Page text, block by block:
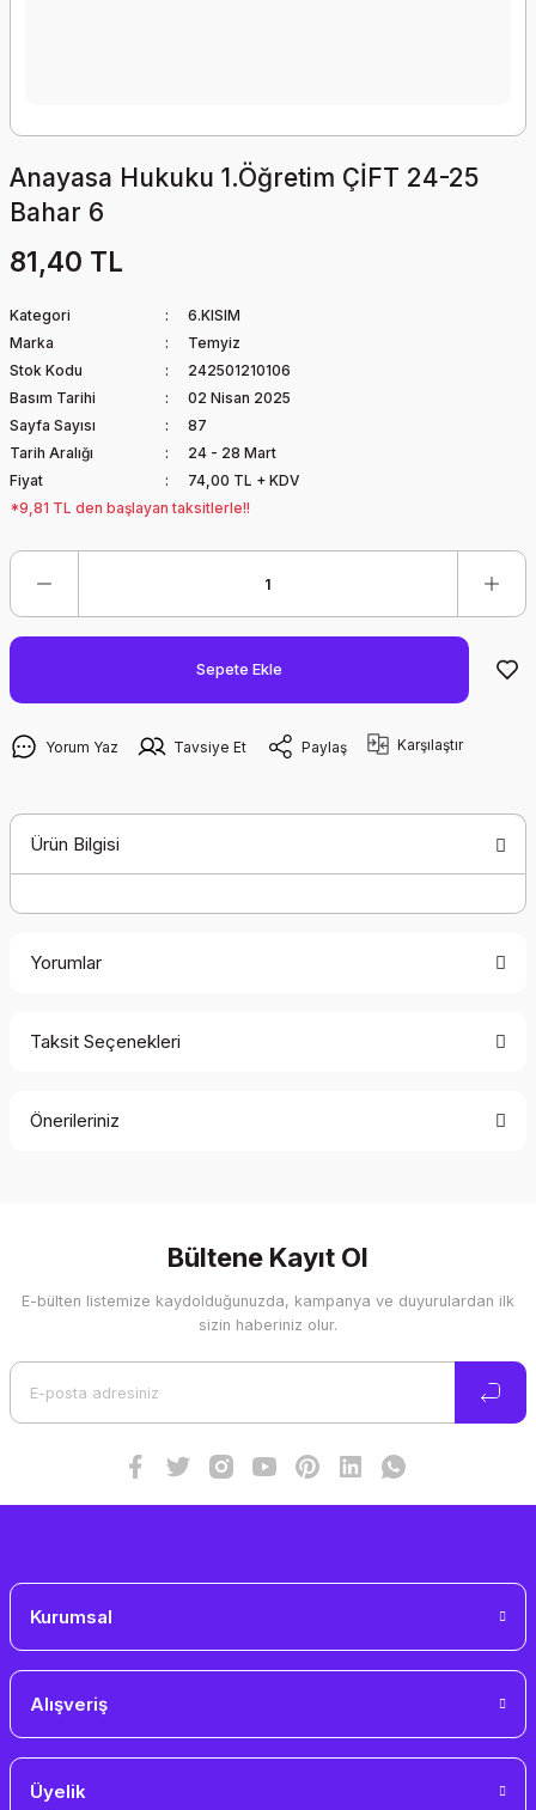
Anayasa Hukuku 1.Öğretim ÇİFT 24-25
Bahar 6
81,40 TL
Kategori
6.KISIM
Marka
Temyiz
Stok Kodu
242501210106
Basım Tarihi
02 Nisan 2025
Sayfa Sayısı
87
Tarih Aralığı
24 - 28 Mart
Fiyat
74,00 TL + KDV
*9,81 TL den başlayan taksitlerle!!
Sepete Ekle
Yorum Yaz Tavsiye Et Paylaş Karşılaştır
Ürün Bilgisi
Yorumlar
Taksit Seçenekleri
Önerileriniz
Görüş ve önerileriniz için teşekkür ederiz.
Ürün resmi kalitesiz, bozuk veya görüntülenemiyor.
Bültene Kayıt Ol
E-bülten listemize kaydolduğunuzda, kampanya ve duyurulardan ilk
sizin haberiniz olur.
Kurumsal
Alışveriş
Üyelik